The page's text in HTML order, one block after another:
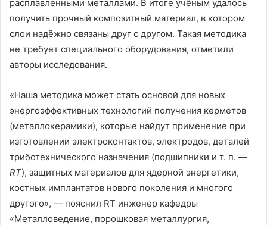
расплавленными металлами. В итоге учёным удалось
получить прочный композитный материал, в котором
слои надёжно связаны друг с другом. Такая методика
не требует специального оборудования, отметили
авторы исследования.
«Наша методика может стать основой для новых
энергоэффективных технологий получения керметов
(металлокерамики), которые найдут применение при
изготовлении электроконтактов, электродов, деталей
триботехнического назначения (подшипники и т. п. —
RT), защитных материалов для ядерной энергетики,
костных имплантатов нового поколения и многого
другого», — пояснил RT инженер кафедры
«Металловедение, порошковая металлургия,